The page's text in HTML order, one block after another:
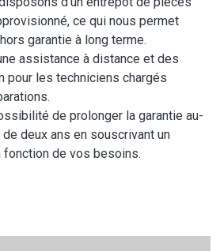
ce qui nous permet
garantie à long terme.
assistance à distance et des
pour les techniciens chargés
de prolonger la garantie au-
deux ans en souscrivant un
fonction de vos besoins.